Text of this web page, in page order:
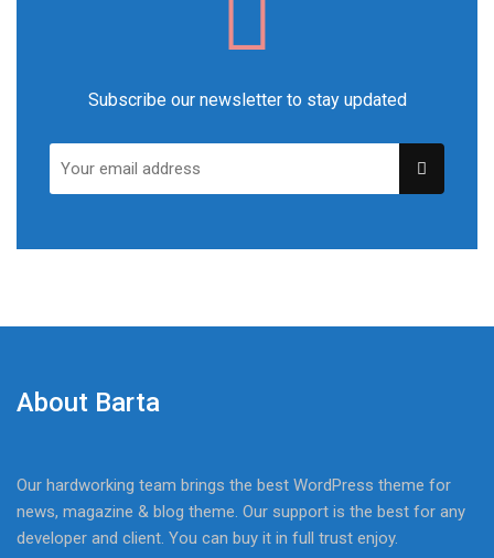
Subscribe our newsletter to stay updated
About Barta
Our hardworking team brings the best WordPress theme for
news, magazine & blog theme. Our support is the best for any
developer and client. You can buy it in full trust enjoy.